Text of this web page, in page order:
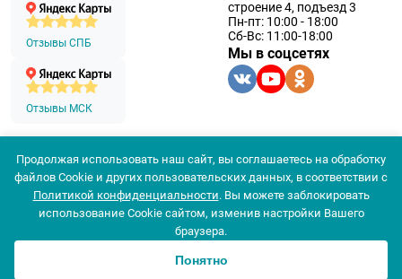
Популярные
Отзывы СПБ
Отзывы МСК
строение 4, подъезд 3
Пн-пт: 10:00 - 18:00
Сб-Вс: 11:00-18:00
Мы в соцсетях
© 1994 — 2026 ООО «Наблюдательные приборы»
Политика конфеденциальности
Согласие на обработку персональных данных
Согласие использования
Продолжая использовать наш сайт, вы соглашаетесь на обработку
файлов Cookie и других пользовательских данных, в соответствии с
Политикой конфиденциальности. Вы можете заблокировать
использование Cookie сайтом, изменив настройки Вашего
браузера.
Понятно